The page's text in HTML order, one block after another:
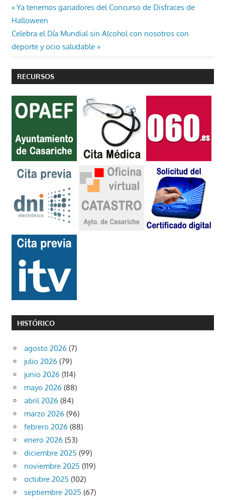
Navegación
de
entradas
Entrada
anterior:
Ya tenemos ganadores del Concurso de Disfraces de
Halloween
Entrada
siguiente:
Celebra el Día Mundial sin Alcohol con nosotros con
deporte y ocio saludable
RECURSOS
HISTÓRICO
agosto 2026 (7)
julio 2026 (79)
junio 2026 (114)
mayo 2026 (88)
abril 2026 (84)
marzo 2026 (96)
febrero 2026 (88)
enero 2026 (53)
diciembre 2025 (99)
noviembre 2025 (119)
octubre 2025 (102)
septiembre 2025 (67)